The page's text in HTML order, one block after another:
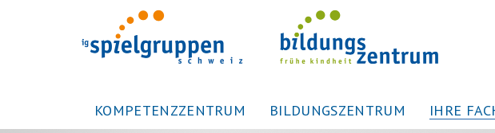
KOMPETENZZENTRUM BILDUNGSZENTRUM IHRE